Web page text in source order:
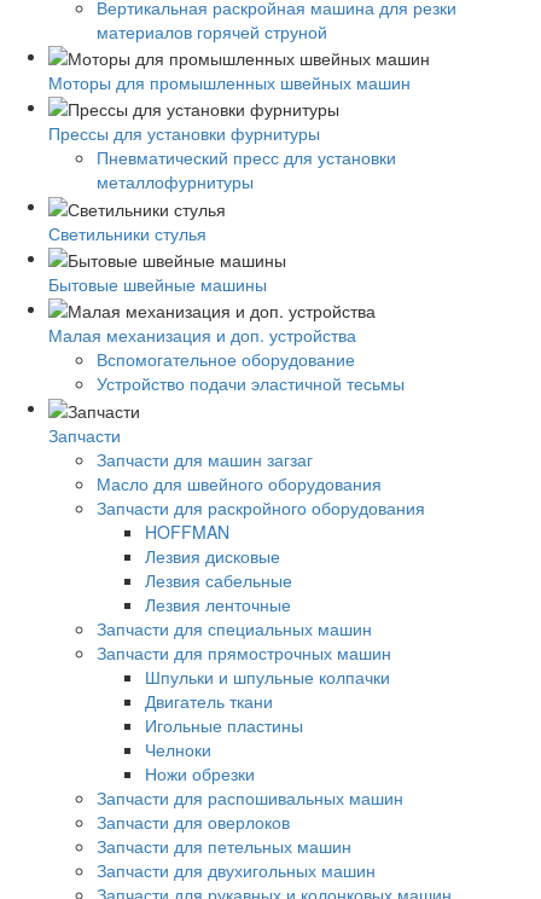
Вертикальная раскройная машина для резки
материалов горячей струной
Моторы для промышленных швейных машин
Прессы для установки фурнитуры
Пневматический пресс для установки
металлофурнитуры
Светильники стулья
Бытовые швейные машины
Малая механизация и доп. устройства
Вспомогательное оборудование
Устройство подачи эластичной тесьмы
Запчасти
Запчасти для машин загзаг
Масло для швейного оборудования
Запчасти для раскройного оборудования
HOFFMAN
Лезвия дисковые
Лезвия сабельные
Лезвия ленточные
Запчасти для специальных машин
Запчасти для прямострочных машин
Шпульки и шпульные колпачки
Двигатель ткани
Игольные пластины
Челноки
Ножи обрезки
Запчасти для распошивальных машин
Запчасти для оверлоков
Запчасти для петельных машин
Запчасти для двухигольных машин
Запчасти для рукавных и колонковых машин